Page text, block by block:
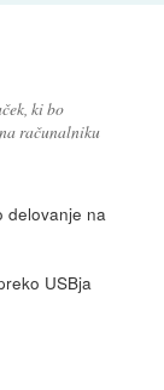
ki bo
računalniku
delovanje na
USBja